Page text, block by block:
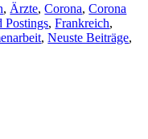
, Ärzte,Corona,Corona
Postings,Frankreich,
,Neuste Beiträge,